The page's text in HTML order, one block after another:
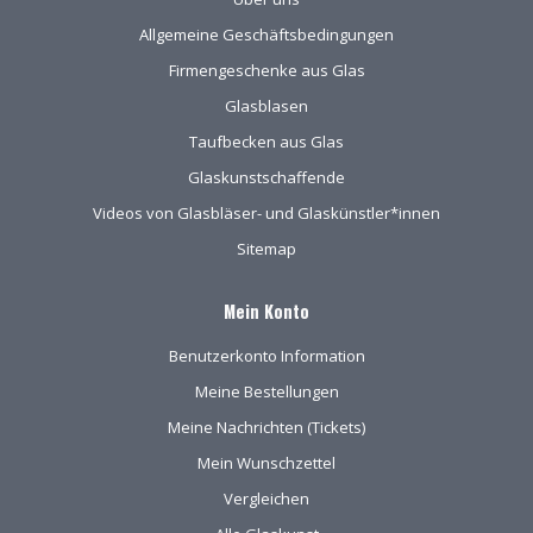
Allgemeine Geschäftsbedingungen
Firmengeschenke aus Glas
Glasblasen
Taufbecken aus Glas
Glaskunstschaffende
Videos von Glasbläser- und Glaskünstler*innen
Sitemap
Mein Konto
Benutzerkonto Information
Meine Bestellungen
Meine Nachrichten (Tickets)
Mein Wunschzettel
Vergleichen